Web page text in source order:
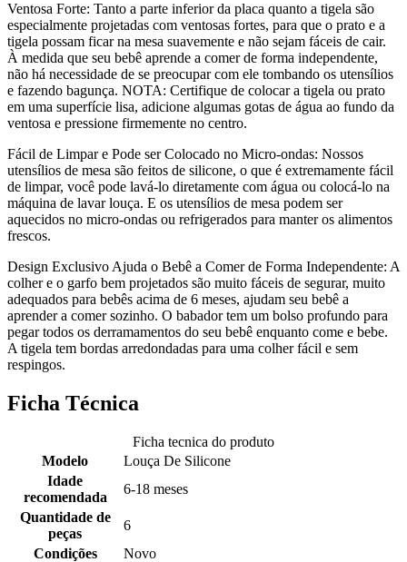
Ventosa Forte: Tanto a parte inferior da placa quanto a tigela são
especialmente projetadas com ventosas fortes, para que o prato e a
tigela possam ficar na mesa suavemente e não sejam fáceis de cair.
À medida que seu bebê aprende a comer de forma independente,
não há necessidade de se preocupar com ele tombando os utensílios
e fazendo bagunça. NOTA: Certifique de colocar a tigela ou prato
em uma superfície lisa, adicione algumas gotas de água ao fundo da
ventosa e pressione firmemente no centro.
Fácil de Limpar e Pode ser Colocado no Micro-ondas: Nossos
utensílios de mesa são feitos de silicone, o que é extremamente fácil
de limpar, você pode lavá-lo diretamente com água ou colocá-lo na
máquina de lavar louça. E os utensílios de mesa podem ser
aquecidos no micro-ondas ou refrigerados para manter os alimentos
frescos.
Design Exclusivo Ajuda o Bebê a Comer de Forma Independente: A
colher e o garfo bem projetados são muito fáceis de segurar, muito
adequados para bebês acima de 6 meses, ajudam seu bebê a
aprender a comer sozinho. O babador tem um bolso profundo para
pegar todos os derramamentos do seu bebê enquanto come e bebe.
A tigela tem bordas arredondadas para uma colher fácil e sem
respingos.
Ficha Técnica
Ficha tecnica do produto
Modelo
Louça De Silicone
Idade
recomendada
6-18 meses
Quantidade de
peças
6
Condições
Novo